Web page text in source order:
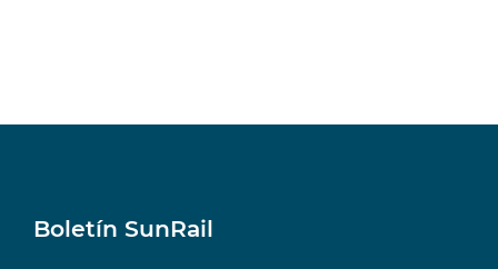
Boletín SunRail